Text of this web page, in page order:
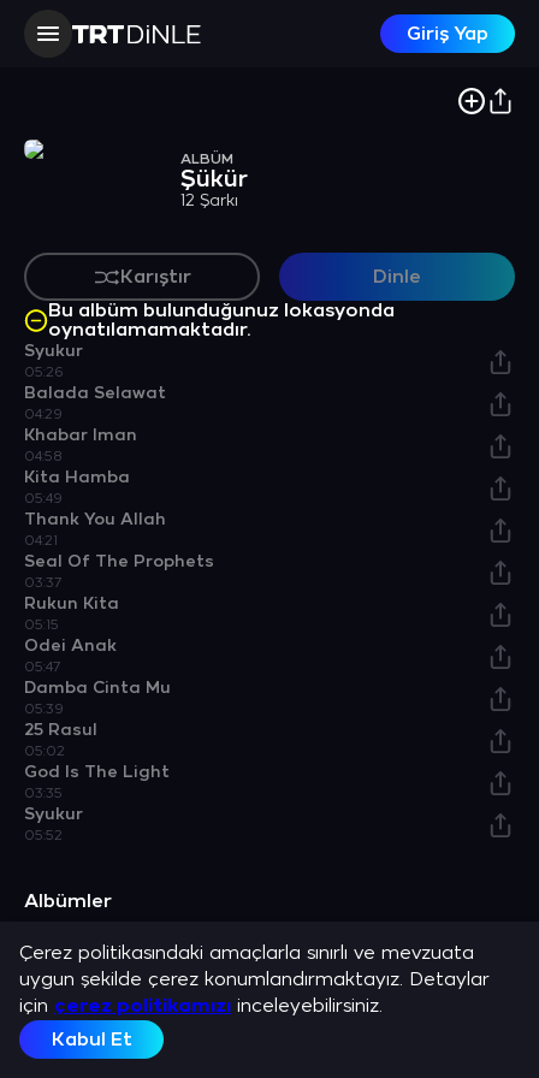
Giriş Yap
ALBÜM
Şükür
12 Şarkı
Karıştır
Dinle
Bu albüm bulunduğunuz lokasyonda
oynatılamamaktadır.
Syukur
05:26
Balada Selawat
04:29
Khabar lman
04:58
Kita Hamba
05:49
Thank You Allah
04:21
Seal Of The Prophets
03:37
Rukun Kita
05:15
Odei Anak
05:47
Damba Cinta Mu
05:39
25 Rasul
05:02
God Is The Light
03:35
Syukur
05:52
Albümler
Bismillah
Albüm
Allah’a Övgüler
Albüm
Açıklama
Grup Raihan ve en sevilen şarkılarını dinle.
Çerez politikasındaki amaçlarla sınırlı ve mevzuata
uygun şekilde çerez konumlandırmaktayız. Detaylar
için çerez politikamızı inceleyebilirsiniz.
Kabul Et